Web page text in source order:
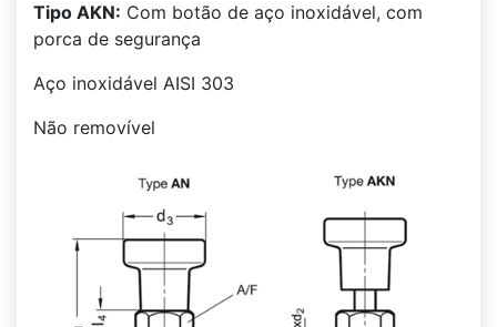
Tipo AKN: Com botão de aço inoxidável, com
porca de segurança
Aço inoxidável AISI 303
Não removível